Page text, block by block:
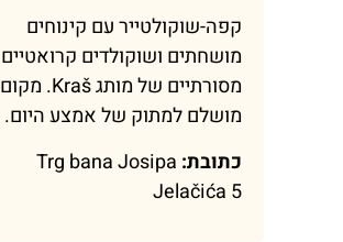
קפה-שוקולטייר עם קינוחים
מושחתים ושוקולדים קרואטיים
מסורתיים של מותג Kraš. מקום
מושלם למתוק של אמצע היום.
כתובת: Trg bana Josipa
Jelačića 5